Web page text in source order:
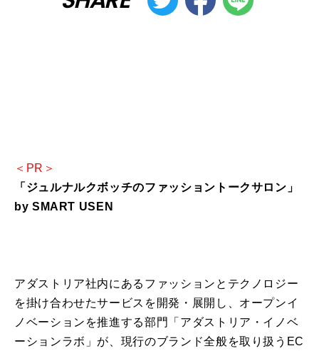
＜PR＞
「ジュルナルクボッチのファッショントークサロン」
by SMART USEN
アダストリア社内にあるファッションとテクノロジー
を掛け合わせたサービスを開発・展開し、オープンイ
ノベーションを推進する部門「アダストリア・イノベ
ーションラボ」が、現行のブランド全般を取り扱うEC